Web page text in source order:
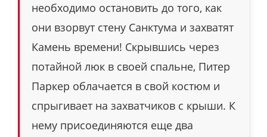
необходимо остановить до того, как
они взорвут стену Санктума и захватят
Камень времени! Скрывшись через
потайной люк в своей спальне, Питер
Паркер облачается в свой костюм и
спрыгивает на захватчиков с крыши. К
нему присоединяются еще два